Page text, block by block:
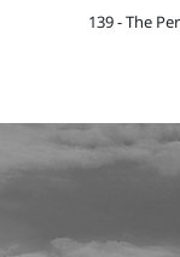
139 - The